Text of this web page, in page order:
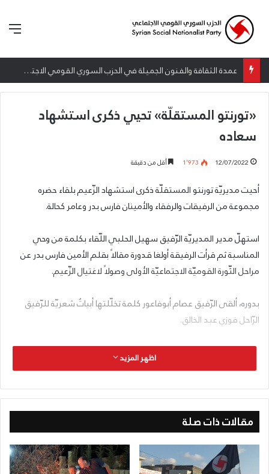
عمدة الثقافة والفنون الجميلة في الحزب السوري القومي الاجتماعي تعلن نتائج الدورة الخامسة من جائزة أنطون سعاده الأدبية
«تورنتو المستقلّة» تحيي ذكرى استشهاد
سعاده
12/07/2022 1٬973 أقل من دقيقة
أحيت مديريّة تورنتو المستقلّة ذكرى استشهاد الزّعيم بلقاء حضره
مجموعة من الرفيقات والرفقاء والأمينان فارس بدر وعامر كحالة.
استهلّ مدير المديريّة الرّفيق سهيل الحلبي اللّقاء بكلمة من وحي
المناسبة ثم قرأت الرفيقة أولغا قدورة مقالاً بقلم الأمين فارس بدر عن
مراحل الثّورة القوميّة الاجتماعيّة الأولى وصولاً لاغتيال الزّعيم.
بدوره، ألقى الرّفيق عصام أبوفاعور كلمة تخلّلتها أبياتٌ شعريّة للرّفيق
الرّاحل فوزي عبد الخالق.
اظهر المزيد
مقالات ذات صلة